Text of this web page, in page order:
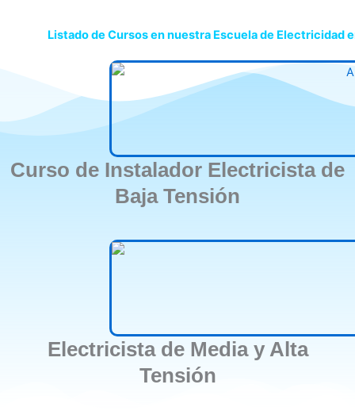
Listado de Cursos en nuestra Escuela de Electricidad
Curso de Instalador Electricista de
Baja Tensión
Electricista de Media y Alta
Tensión